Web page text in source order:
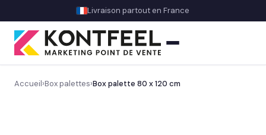
Livraison partout en France
Accueil›Box palettes›Box palette 80 x 120 cm